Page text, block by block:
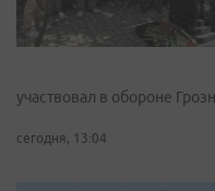
участвовал в обороне
сегодня, 13:04